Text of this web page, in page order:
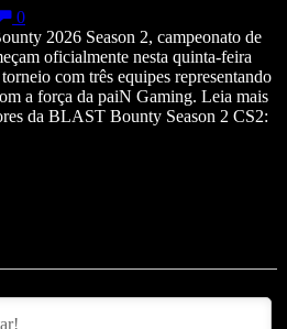
0
2026 Season 2, campeonato de
oficialmente nesta quinta-feira
com três equipes representando
a força da paiN Gaming. Leia mais
da BLAST Bounty Season 2 CS2: